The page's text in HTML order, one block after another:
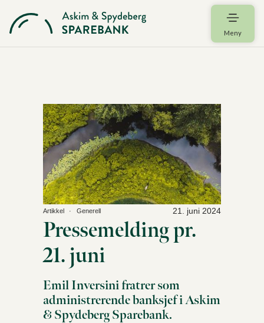
Meny
Artikkel Generell
Pressemelding pr.
21. juni
21. juni 2024
Emil Inversini fratrer som
administrerende banksjef i Askim
& Spydeberg Sparebank.